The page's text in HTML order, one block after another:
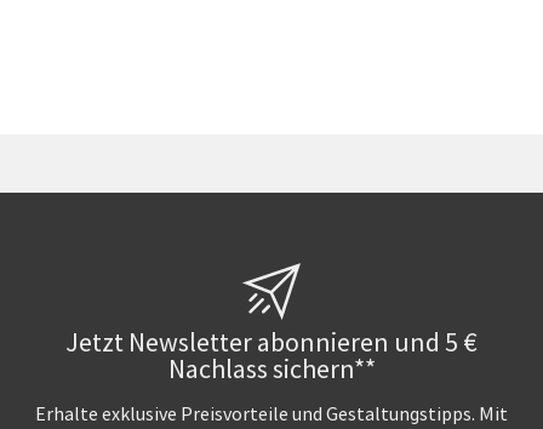
Jetzt Newsletter abonnieren und 5 €
Nachlass sichern**
Erhalte exklusive Preisvorteile und Gestaltungstipps. Mit